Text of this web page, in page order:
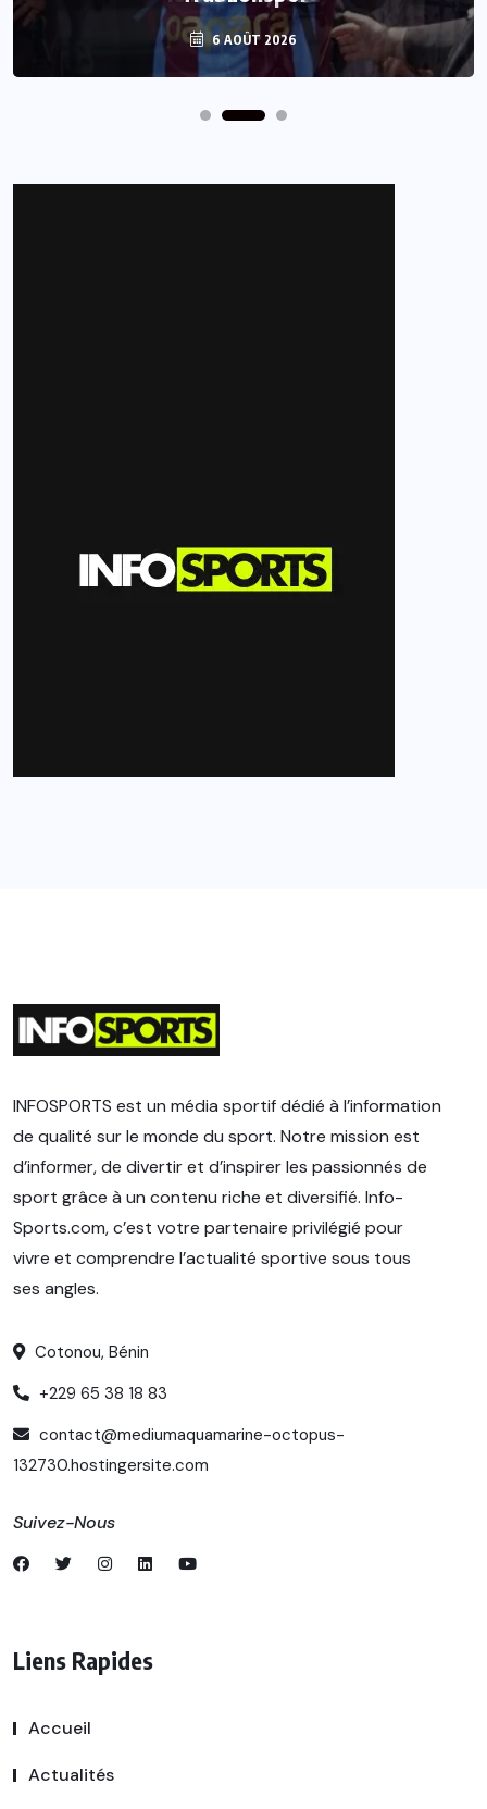
6 AOÛT 2026
INFOSPORTS est un média sportif dédié à l’information
de qualité sur le monde du sport. Notre mission est
d’informer, de divertir et d’inspirer les passionnés de
sport grâce à un contenu riche et diversifié. Info-
Sports.com, c’est votre partenaire privilégié pour
vivre et comprendre l’actualité sportive sous tous
ses angles.
Cotonou, Bénin
+229 65 38 18 83
contact@mediumaquamarine-octopus-
132730.hostingersite.com
Suivez-Nous
Liens Rapides
Accueil
Actualités